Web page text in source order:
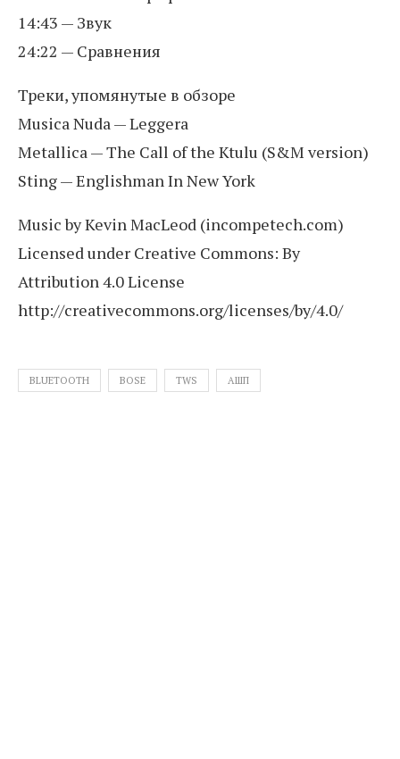
14:43 — Звук
24:22 — Сравнения
Треки, упомянутые в обзоре
Musica Nuda — Leggera
Metallica — The Call of the Ktulu (S&M version)
Sting — Englishman In New York
Music by Kevin MacLeod (incompetech.com)
Licensed under Creative Commons: By
Attribution 4.0 License
http://creativecommons.org/licenses/by/4.0/
BLUETOOTH BOSE TWS АШП